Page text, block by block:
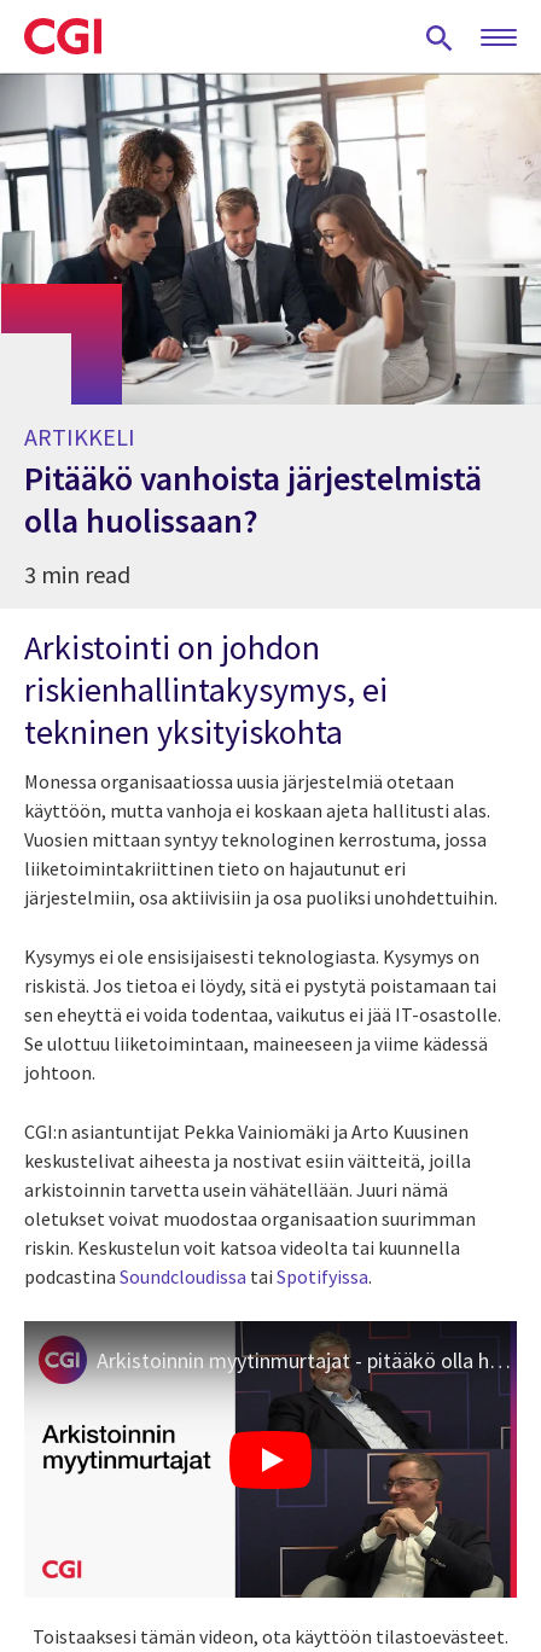
Skip
to
main
content
ARTIKKELI
Pitääkö vanhoista järjestelmistä
olla huolissaan?
3 min read
Arkistointi on johdon
riskienhallintakysymys, ei
tekninen yksityiskohta
Monessa organisaatiossa uusia järjestelmiä otetaan
käyttöön, mutta vanhoja ei koskaan ajeta hallitusti alas.
Vuosien mittaan syntyy teknologinen kerrostuma, jossa
liiketoimintakriittinen tieto on hajautunut eri
järjestelmiin, osa aktiivisiin ja osa puoliksi unohdettuihin.
Kysymys ei ole ensisijaisesti teknologiasta. Kysymys on
riskistä. Jos tietoa ei löydy, sitä ei pystytä poistamaan tai
sen eheyttä ei voida todentaa, vaikutus ei jää IT-osastolle.
Se ulottuu liiketoimintaan, maineeseen ja viime kädessä
johtoon.
CGI:n asiantuntijat Pekka Vainiomäki ja Arto Kuusinen
keskustelivat aiheesta ja nostivat esiin väitteitä, joilla
arkistoinnin tarvetta usein vähätellään. Juuri nämä
oletukset voivat muodostaa organisaation suurimman
riskin. Keskustelun voit katsoa videolta tai kuunnella
podcastina Soundcloudissa tai Spotifyissa.
Arkistoinnin myytinmurtajat - pitääkö olla huolissaan?
Toistaaksesi tämän videon, ota käyttöön tilastoevästeet.